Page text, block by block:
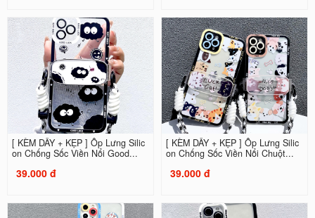
[ KÈM DÂY + KẸP ] Ốp Lưng Silic
on Chống Sốc Viền Nổi Good...
39.000 đ
[ KÈM DÂY + KẸP ] Ốp Lưng Silic
on Chống Sốc Viền Nổi Chuột...
39.000 đ